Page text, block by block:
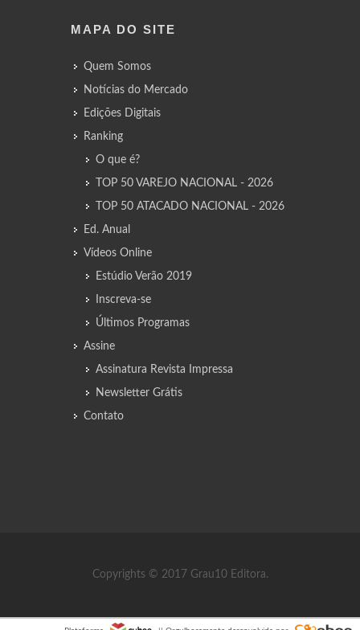
MAPA DO SITE
Quem Somos
Notícias do Mercado
Edições Digitais
Ranking
O que é?
TOP 50 VAREJO NACIONAL - 2026
TOP 50 ATACADO NACIONAL - 2026
Ed. Anual
Vídeos Online
Estúdio Verão 2019
Inscreva-se
Últimos Programas
Assine
Assinatura Revista Impressa
Newsletter Grátis
Contato
Copyrights © 2017 Grau10 Editora.